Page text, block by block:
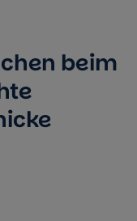
beim